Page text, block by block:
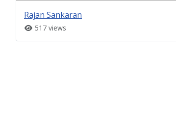
Rajan Sankaran
517 views